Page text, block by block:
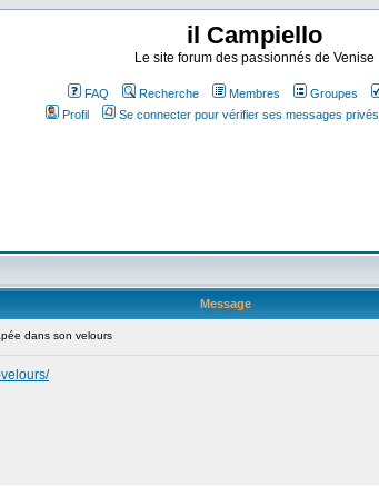
il Campiello
Le site forum des passionnés de Venise
FAQ Recherche Membres Groupes
Profil
Se connecter pour vérifier ses messages privés
Message
dans son velours